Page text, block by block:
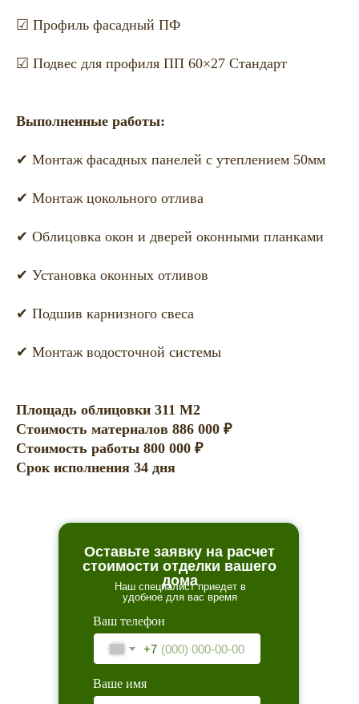
☑ Профиль фасадный ПФ
☑ Подвес для профиля ПП 60×27 Стандарт
Выполненные работы:
✔ Монтаж фасадных панелей с утеплением 50мм
✔ Монтаж цокольного отлива
✔ Облицовка окон и дверей оконными планками
✔ Установка оконных отливов
✔ Подшив карнизного свеса
✔ Монтаж водосточной системы
Площадь облицовки 311 М2
Стоимость материалов 886 000 ₽
Стоимость работы 800 000 ₽
Срок исполнения 34 дня
Ваш телефон
+7
Ваше имя
Оставьте заявку на расчет
стоимости отделки вашего
дома
Наш специалист приедет в
удобное для вас время